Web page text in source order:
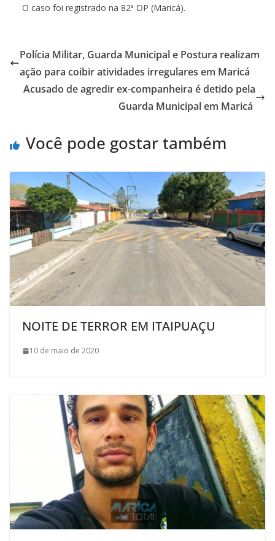
O caso foi registrado na 82ª DP (Maricá).
Polícia Militar, Guarda Municipal e Postura realizam
ação para coibir atividades irregulares em Maricá
Acusado de agredir ex-companheira é detido pela
Guarda Municipal em Maricá
Você pode gostar também
NOITE DE TERROR EM ITAIPUAÇU
10 de maio de 2020